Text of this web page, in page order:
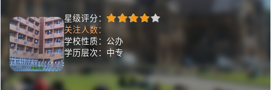
星级评分：
关注人数：
学校性质：公办
学历层次：中专